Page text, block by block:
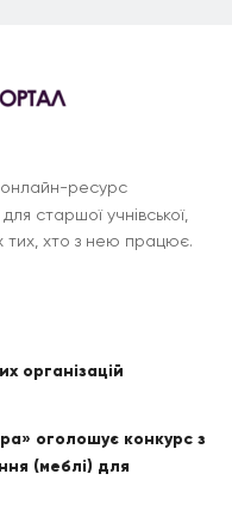
ресурс
старшої учнівської,
тих, хто з нею працює.
організацій
оголошує конкурс з
(меблі) для